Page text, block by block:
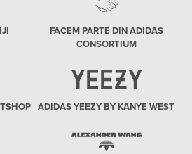
FACEM PARTE DIN ADIDAS
CONSORTIUM
ADIDAS YEEZY BY KANYE WEST